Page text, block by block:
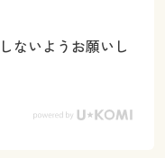
ないようお願いし